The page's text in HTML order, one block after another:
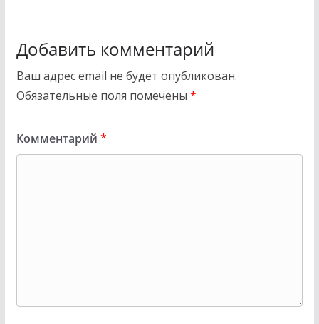
Добавить комментарий
Ваш адрес email не будет опубликован.
Обязательные поля помечены *
Комментарий *